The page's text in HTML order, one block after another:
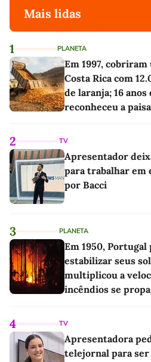
Mais lidas
1 PLANETA
Em 1997,
Costa Rica com
de laranja; 16
reconheceu a
2 TV
Apresentador
para trabalhar em
por Bacci
3 PLANETA
Em 1950,
estabilizar seus
multiplicou a
incêndios se
4 TV
Apresentadora
telejornal para